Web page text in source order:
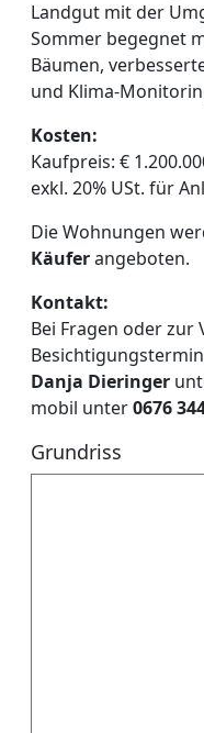
Landgut mit der
Sommer begegnet
Bäumen,
und Klima-
Kosten:
Kaufpreis: €
exkl. 20% USt. für
Die Wohnungen
Käuferangeboten.
Kontakt:
Bei Fragen oder zur
Danja Dieringer
mobil unter0676
Grundriss